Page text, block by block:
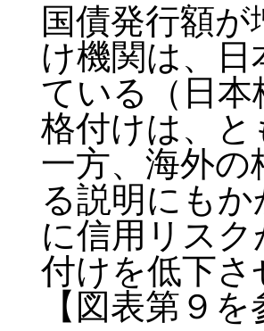
国債発行額
け機関は、
ている（日
格付けは、と
一方、海外
る説明にも
に信用リス
付けを低下
【図表第９を